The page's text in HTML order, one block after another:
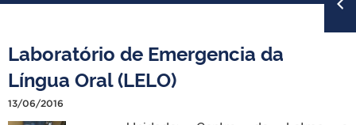
Laboratório de Emergencia da
Língua Oral (LELO)
13/06/2016